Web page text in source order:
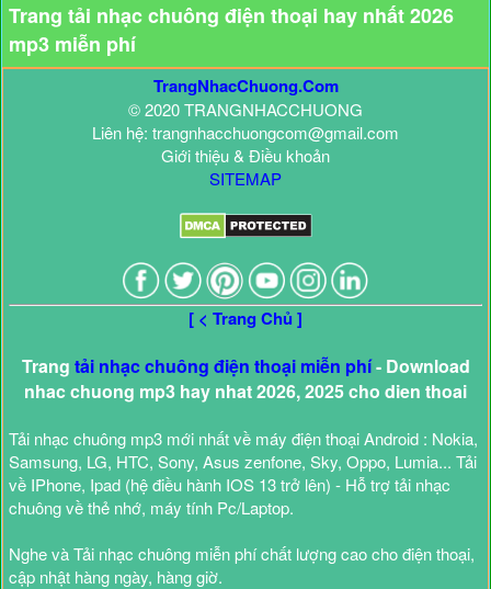
Trang tải nhạc chuông điện thoại hay nhất 2026
mp3 miễn phí
TrangNhacChuong.Com
© 2020 TRANGNHACCHUONG
Liên hệ: trangnhacchuongcom@gmail.com
Giới thiệu & Điều khoản
SITEMAP
[ < Trang Chủ ]
Trang tải nhạc chuông điện thoại miễn phí- Download
nhac chuong mp3 hay nhat 2026, 2025 cho dien thoai
Tải nhạc chuông mp3 mới nhất về máy điện thoại Android : Nokia,
Samsung, LG, HTC, Sony, Asus zenfone, Sky, Oppo, Lumia... Tải
về IPhone, Ipad (hệ điều hành IOS 13 trở lên) - Hỗ trợ tải nhạc
chuông về thẻ nhớ, máy tính Pc/Laptop.
Nghe và Tải nhạc chuông miễn phí chất lượng cao cho điện thoại,
cập nhật hàng ngày, hàng giờ.